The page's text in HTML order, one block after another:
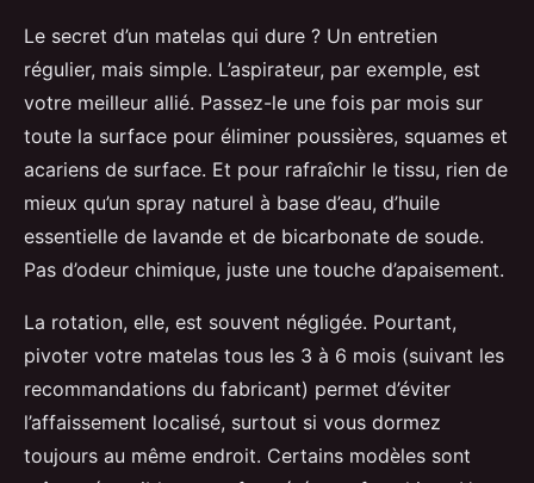
Le secret d’un matelas qui dure ? Un entretien
régulier, mais simple. L’aspirateur, par exemple, est
votre meilleur allié. Passez-le une fois par mois sur
toute la surface pour éliminer poussières, squames et
acariens de surface. Et pour rafraîchir le tissu, rien de
mieux qu’un spray naturel à base d’eau, d’huile
essentielle de lavande et de bicarbonate de soude.
Pas d’odeur chimique, juste une touche d’apaisement.
La rotation, elle, est souvent négligée. Pourtant,
pivoter votre matelas tous les 3 à 6 mois (suivant les
recommandations du fabricant) permet d’éviter
l’affaissement localisé, surtout si vous dormez
toujours au même endroit. Certains modèles sont